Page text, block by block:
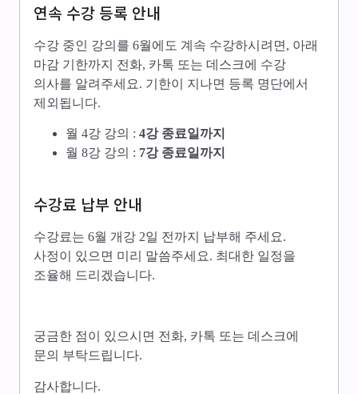
연속 수강 등록 안내
수강 중인 강의를 6월에도 계속 수강하시려면, 아래
마감 기한까지 전화, 카톡 또는 데스크에 수강
의사를 알려주세요. 기한이 지나면 등록 명단에서
제외됩니다.
월 4강 강의 : 4강 종료일까지
월 8강 강의 : 7강 종료일까지
수강료 납부 안내
수강료는 6월 개강 2일 전까지 납부해 주세요.
사정이 있으면 미리 말씀주세요. 최대한 일정을
조율해 드리겠습니다.
궁금한 점이 있으시면 전화, 카톡 또는 데스크에
문의 부탁드립니다.
감사합니다.